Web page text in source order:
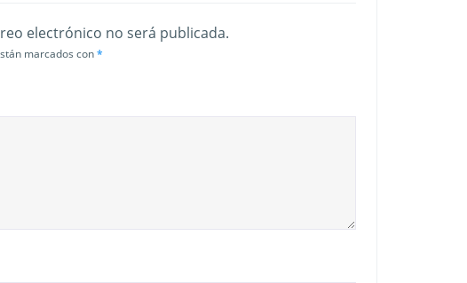
electrónico no será publicada.
marcados con*